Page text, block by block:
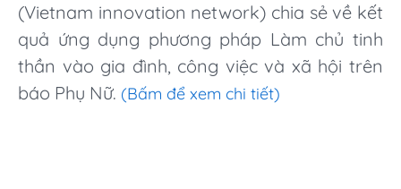
(Vietnam innovation network) chia sẻ về kết
quả ứng dụng phương pháp Làm chủ tinh
thần vào gia đình, công việc và xã hội trên
báo Phụ Nữ. (Bấm để xem chi tiết)